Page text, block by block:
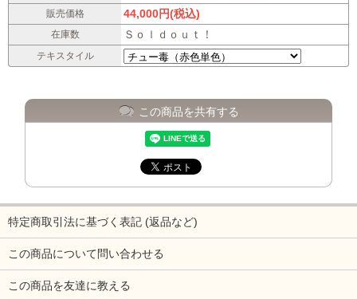
販売価格 44,000円(税込)
在庫数 Ｓｏｌｄｏｕｔ！
テキスタイル
この商品を共有する
特定商取引法に基づく表記 (返品など)
この商品について問い合わせる
この商品を友達に教える